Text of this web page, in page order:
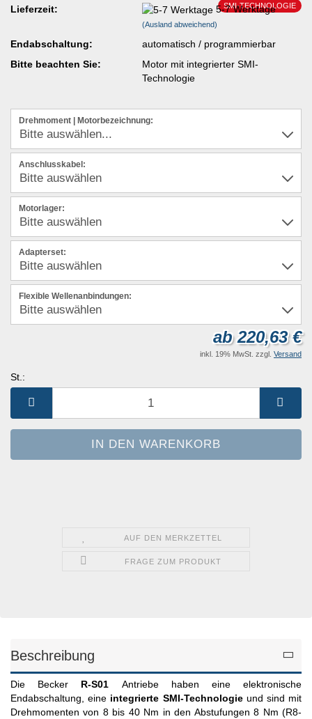
SMI-TECHNOLOGIE
Lieferzeit: 5-7 Werktage
(Ausland abweichend)
Endabschaltung:
automatisch / programmierbar
Bitte beachten Sie:
Motor mit integrierter SMI-
Technologie
Drehmoment | Motorbezeichnung:
Anschlusskabel:
Motorlager:
Adapterset:
Flexible Wellenanbindungen:
ab 220,63 €
inkl. 19% MwSt. zzgl. Versand
St.:
AUF DEN MERKZETTEL
FRAGE ZUM PRODUKT
Beschreibung
Die Becker R-S01 Antriebe haben eine elektronische
Endabschaltung, eine integrierte SMI-Technologieund sind mit
Drehmomenten von 8 bis 40 Nm in den Abstufungen 8 Nm (R8-